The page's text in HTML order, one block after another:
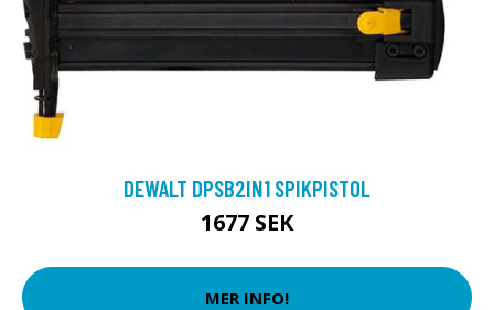
DEWALT DPSB2IN1 SPIKPISTOL
1677 SEK
MER INFO!